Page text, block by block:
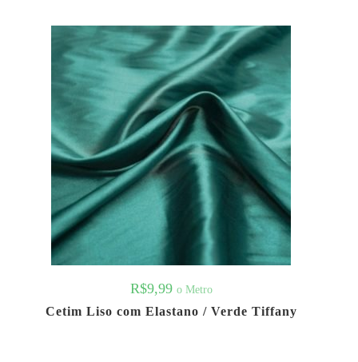
R$9,99 o Metro
Cetim Liso com Elastano / Verde Tiffany